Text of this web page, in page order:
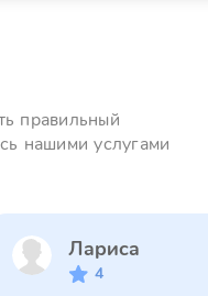
правильный
нашими услугами
Лариса
4